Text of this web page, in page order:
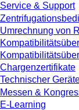
Service & Support
Umrechnung von
Chargenzertifikate
Technischer
Messen &
E-Learning